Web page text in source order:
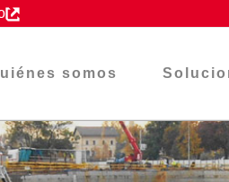
somos